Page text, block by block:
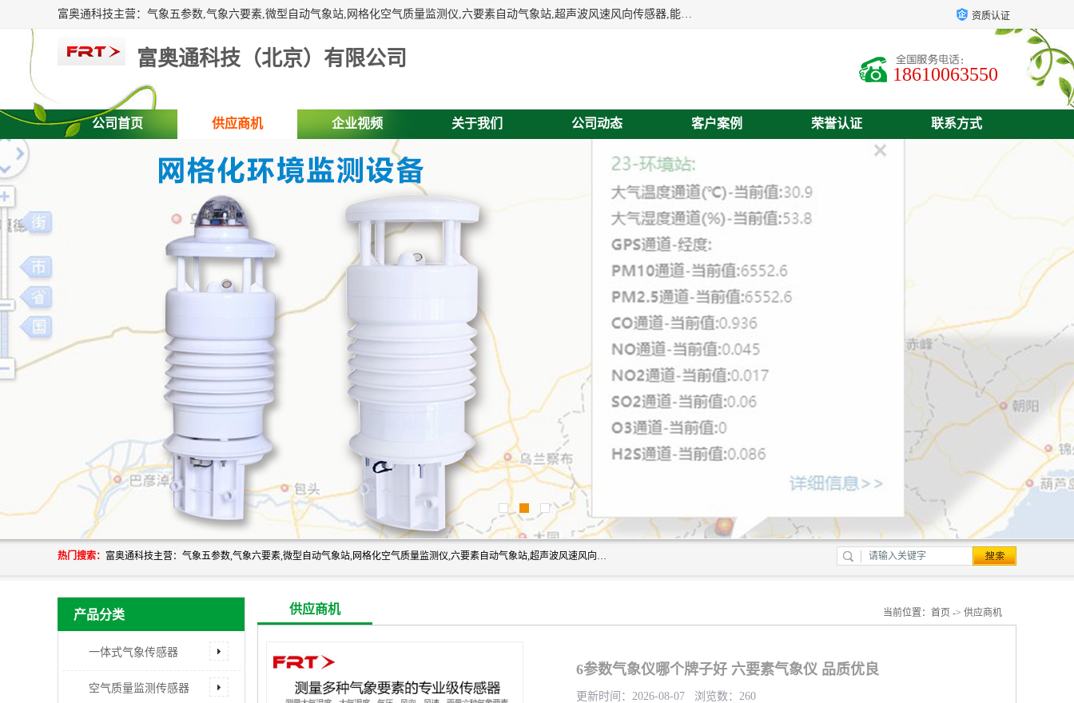
富奥通科技主营：气象五参数,气象六要素,微型自动气象站,网格化空气质量监测仪,六要素自动气象站,超声波风速风向传感器,能见度仪,大气微型站,交通自动气象站,高速路面结冰监测,路面状况传感器等。 资质认证
富奥通科技（北京）有限公司
18610063550
公司首页 供应商机 企业视频 关于我们 公司动态 客户案例 荣誉认证 联系方式
热门搜索： 富奥通科技主营：气象五参数,气象六要素,微型自动气象站,网格化空气质量监测仪,六要素自动气象站,超声波风速风向传感器,能见度仪,大气微型站,交通自动气象站,高速路面结冰监测,路面状况传感器等。
产品分类
一体式气象传感器
空气质量监测传感器
供应商机 当前位置： 首页 -> 供应商机
6参数气象仪哪个牌子好 六要素气象仪 品质优良
更新时间：2026-08-07 浏览数：260